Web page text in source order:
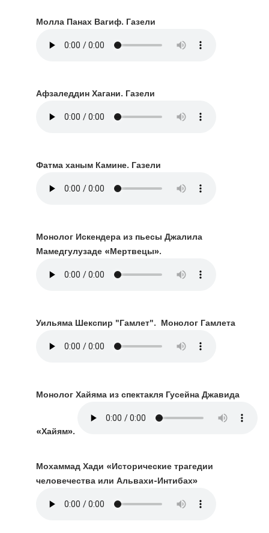
Молла Панах Вагиф. Газели
Афзаледдин Хагани. Газели
Фатма ханым Камине. Газели
Монолог Искендера из пьесы Джалила
Мамедгулузаде «Мертвецы».
Уильяма Шекспир "Гамлет". Монолог Гамлета
Монолог Хайяма из спектакля Гусейна Джавида
«Хайям».
Мохаммад Хади «Исторические трагедии
человечества или Альвахи-Интибах»